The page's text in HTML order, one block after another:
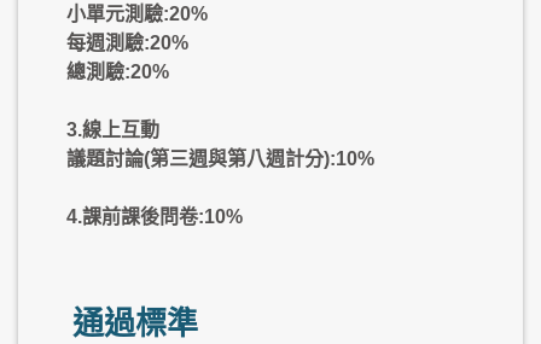
小單元測驗:20%
每週測驗:20%
總測驗:20%
3.線上互動
議題討論(第三週與第八週計分):10%
4.課前課後問卷:10%
通過標準